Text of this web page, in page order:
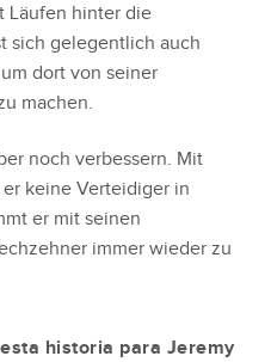
Läufen hinter die
sich gelegentlich auch
dort von seiner
machen.
noch verbessern. Mit
keine Verteidiger in
er mit seinen
immer wieder zu
historia para Jeremy